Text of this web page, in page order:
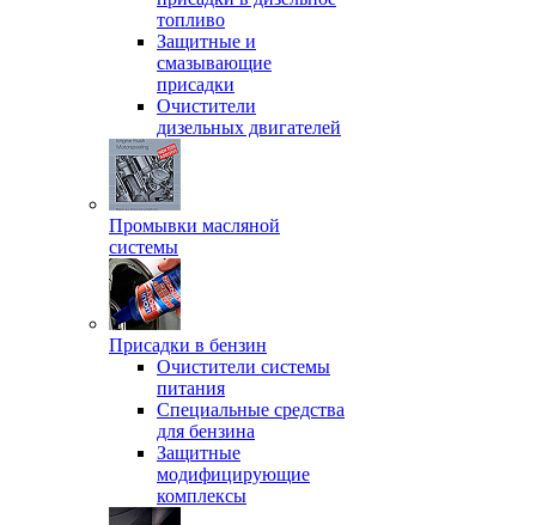
топливо
Защитные и
смазывающие
присадки
Очистители
дизельных двигателей
Промывки масляной
системы
Присадки в бензин
Очистители системы
питания
Специальные срeдства
для бензина
Защитные
модифицирующие
комплексы